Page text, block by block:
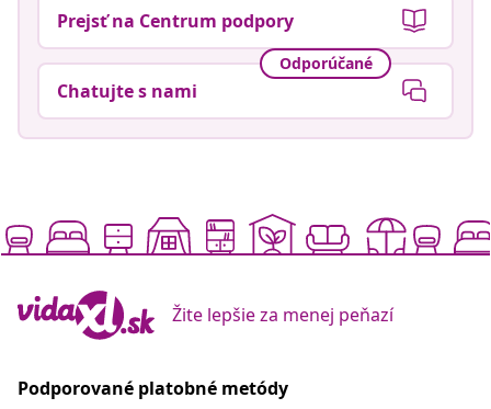
Prejsť na Centrum podpory
Odporúčané
Chatujte s nami
Žite lepšie za menej peňazí
Podporované platobné metódy